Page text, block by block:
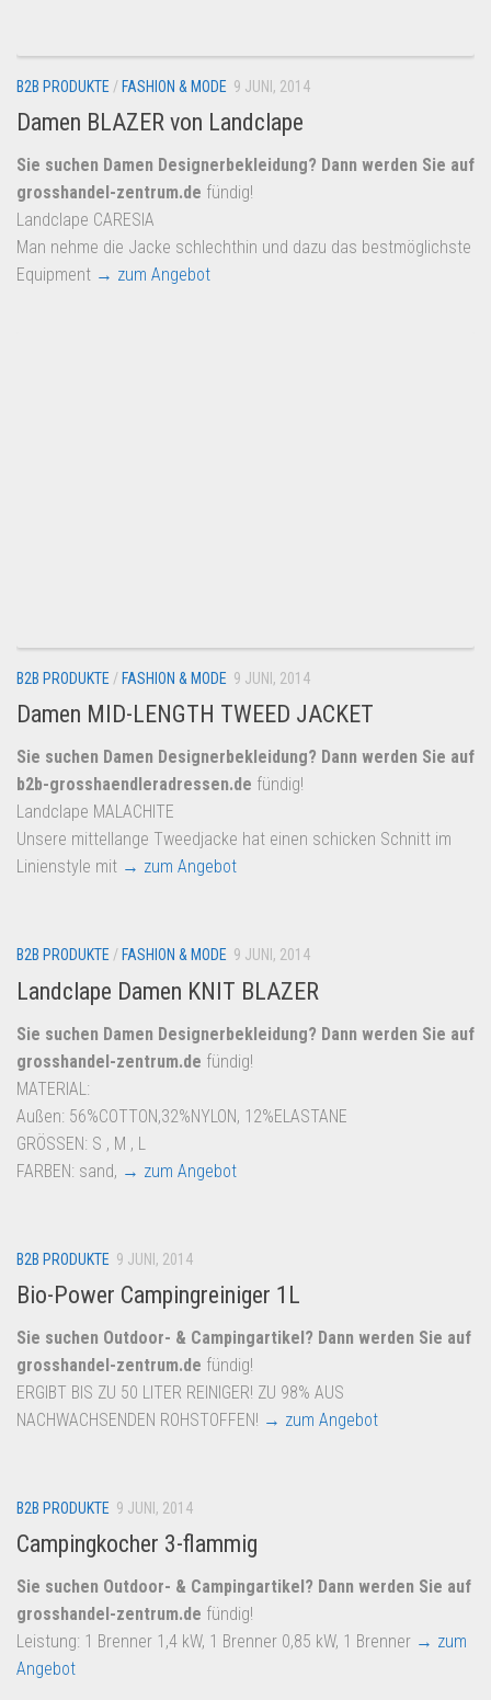
B2B PRODUKTE / FASHION & MODE 9 JUNI, 2014
Damen BLAZER von Landclape
Sie suchen Damen Designerbekleidung? Dann werden Sie auf
grosshandel-zentrum.de fündig!
Landclape CARESIA
Man nehme die Jacke schlechthin und dazu das bestmöglichste
Equipment → zum Angebot
B2B PRODUKTE/ FASHION & MODE 9 JUNI, 2014
Damen MID-LENGTH TWEED JACKET
Sie suchen Damen Designerbekleidung? Dann werden Sie auf
b2b-grosshaendleradressen.de fündig!
Landclape MALACHITE
Unsere mittellange Tweedjacke hat einen schicken Schnitt im
Linienstyle mit → zum Angebot
B2B PRODUKTE/ FASHION & MODE 9 JUNI, 2014
Landclape Damen KNIT BLAZER
Sie suchen Damen Designerbekleidung? Dann werden Sie auf
grosshandel-zentrum.de fündig!
MATERIAL:
Außen: 56%COTTON,32%NYLON, 12%ELASTANE
GRÖSSEN: S , M , L
FARBEN: sand, → zum Angebot
B2B PRODUKTE 9 JUNI, 2014
Bio-Power Campingreiniger 1L
Sie suchen Outdoor- & Campingartikel? Dann werden Sie auf
grosshandel-zentrum.de fündig!
ERGIBT BIS ZU 50 LITER REINIGER! ZU 98% AUS
NACHWACHSENDEN ROHSTOFFEN! → zum Angebot
B2B PRODUKTE 9 JUNI, 2014
Campingkocher 3-flammig
Sie suchen Outdoor- & Campingartikel? Dann werden Sie auf
grosshandel-zentrum.de fündig!
Leistung: 1 Brenner 1,4 kW, 1 Brenner 0,85 kW, 1 Brenner → zum
Angebot